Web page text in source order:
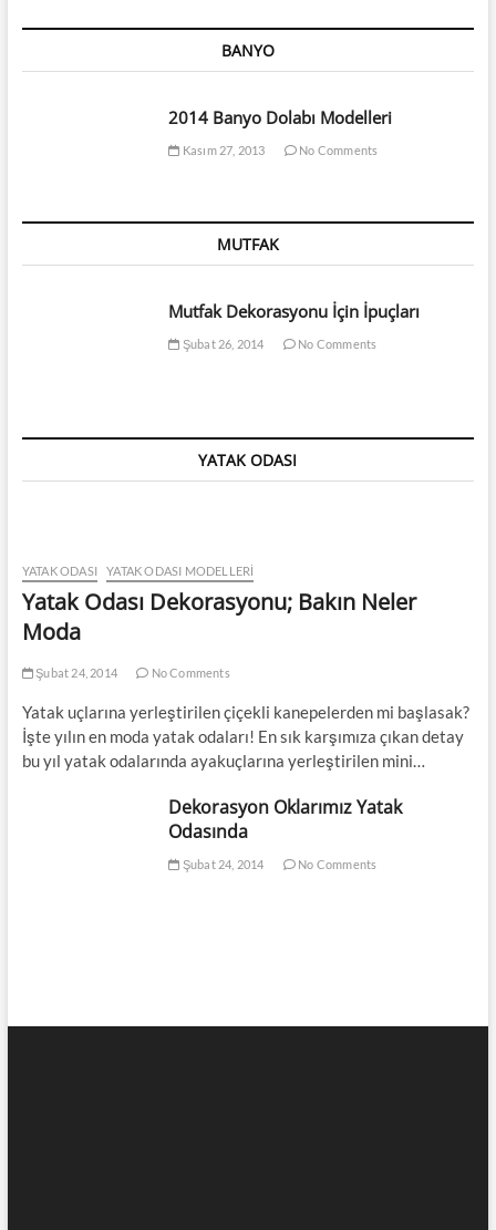
BANYO
2014 Banyo Dolabı Modelleri
Kasım 27, 2013 No Comments
MUTFAK
Mutfak Dekorasyonu İçin İpuçları
Şubat 26, 2014 No Comments
YATAK ODASI
YATAK ODASI YATAK ODASI MODELLERI
Yatak Odası Dekorasyonu; Bakın Neler
Moda
Şubat 24, 2014 No Comments
Yatak uçlarına yerleştirilen çiçekli kanepelerden mi başlasak?
İşte yılın en moda yatak odaları! En sık karşımıza çıkan detay
bu yıl yatak odalarında ayakuçlarına yerleştirilen mini…
Dekorasyon Oklarımız Yatak
Odasında
Şubat 24, 2014 No Comments